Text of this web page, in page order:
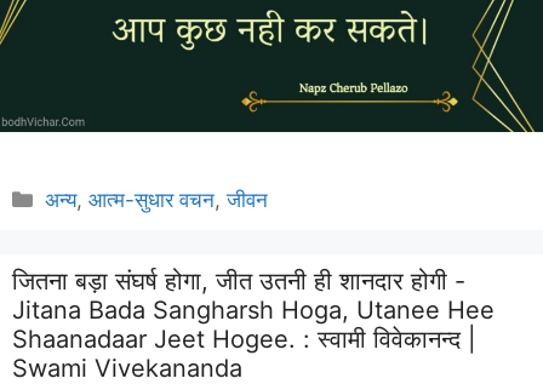
Categories
अन्य,आत्म-सुधार वचन,जीवन
जितना बड़ा संघर्ष होगा, जीत उतनी ही शानदार होगी -
Jitana Bada Sangharsh Hoga, Utanee Hee
Shaanadaar Jeet Hogee. :स्वामी विवेकानन्द |
Swami Vivekananda